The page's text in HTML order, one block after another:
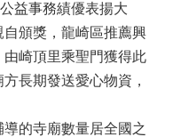
益事務績優表揚大
頒獎，龍崎區推薦興
崎頂里乘聖門獲得此
長期發送愛心物資，
的寺廟數量居全國之